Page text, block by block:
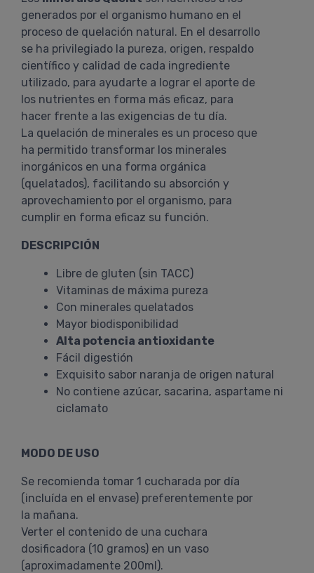
generados por el organismo humano en el
proceso de quelación natural. En el desarrollo
se ha privilegiado la pureza, origen, respaldo
científico y calidad de cada ingrediente
utilizado, para ayudarte a lograr el aporte de
los nutrientes en forma más eficaz, para
hacer frente a las exigencias de tu día.
La quelación de minerales es un proceso que
ha permitido transformar los minerales
inorgánicos en una forma orgánica
(quelatados), facilitando su absorción y
aprovechamiento por el organismo, para
cumplir en forma eficaz su función.
DESCRIPCIÓN
Libre de gluten (sin TACC)
Vitaminas de máxima pureza
Con minerales quelatados
Mayor biodisponibilidad
Alta potencia antioxidante
Fácil digestión
Exquisito sabor naranja de origen natural
No contiene azúcar, sacarina, aspartame ni
ciclamato
MODO DE USO
Se recomienda tomar 1 cucharada por día
(incluída en el envase) preferentemente por
la mañana.
Verter el contenido de una cuchara
dosificadora (10 gramos) en un vaso
(aproximadamente 200ml).